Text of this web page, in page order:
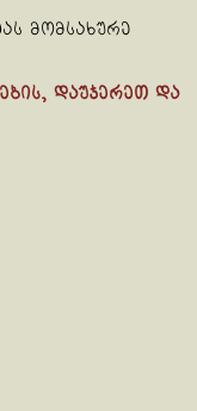
მომსახურე
დაუჯერეთ და